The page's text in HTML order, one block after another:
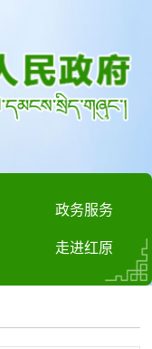
政务服务
走进红原